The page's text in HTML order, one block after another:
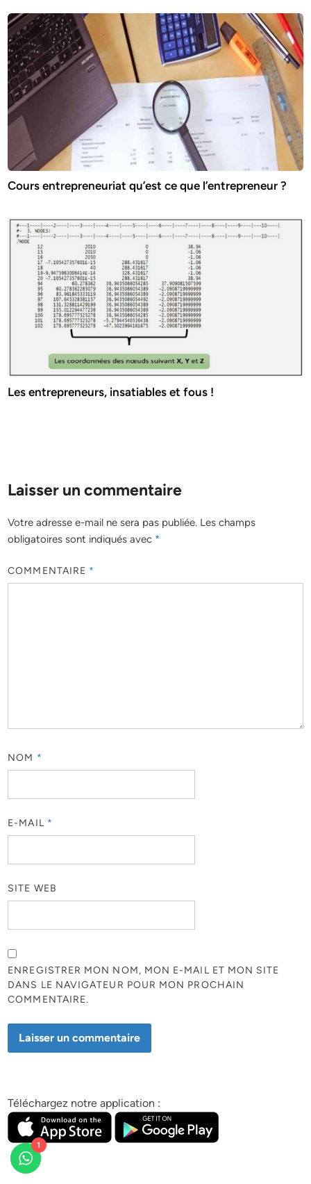
Cours entrepreneuriat qu’est ce que l’entrepreneur ?
Les entrepreneurs, insatiables et fous !
Laisser un commentaire
Votre adresse e-mail ne sera pas publiée. Les champs
obligatoires sont indiqués avec *
COMMENTAIRE *
NOM *
E-MAIL *
SITE WEB
ENREGISTRER MON NOM, MON E-MAIL ET MON SITE
DANS LE NAVIGATEUR POUR MON PROCHAIN
COMMENTAIRE.
Téléchargez notre application :
1